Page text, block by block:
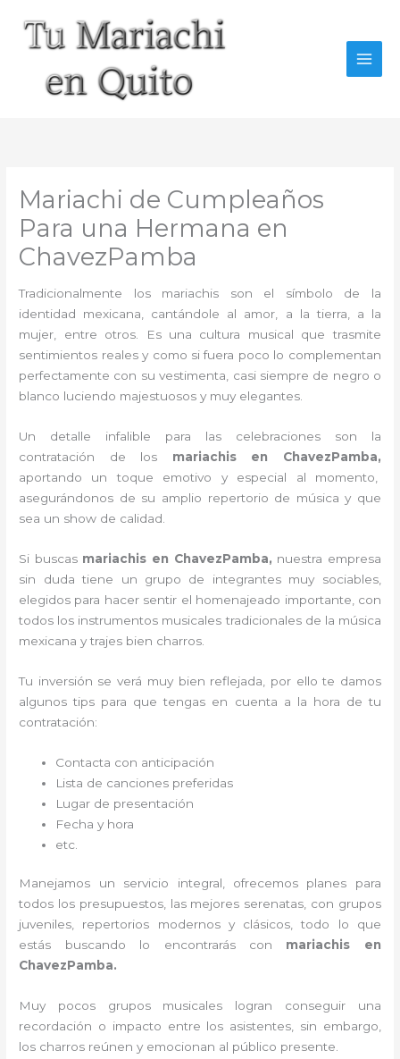
contenido
Mariachi de Cumpleaños
Para una Hermana en
ChavezPamba
Tradicionalmente los mariachis son el símbolo de la
identidad mexicana, cantándole al amor, a la tierra, a la
mujer, entre otros. Es una cultura musical que trasmite
sentimientos reales y como si fuera poco lo complementan
perfectamente con su vestimenta, casi siempre de negro o
blanco luciendo majestuosos y muy elegantes.
Un detalle infalible para las celebraciones son la
contratación de los mariachis en ChavezPamba,
aportando un toque emotivo y especial al momento,
asegurándonos de su amplio repertorio de música y que
sea un show de calidad.
Si buscas mariachis en ChavezPamba, nuestra empresa
sin duda tiene un grupo de integrantes muy sociables,
elegidos para hacer sentir el homenajeado importante, con
todos los instrumentos musicales tradicionales de la música
mexicana y trajes bien charros.
Tu inversión se verá muy bien reflejada, por ello te damos
algunos tips para que tengas en cuenta a la hora de tu
contratación:
Contacta con anticipación
Lista de canciones preferidas
Lugar de presentación
Fecha y hora
etc.
Manejamos un servicio integral, ofrecemos planes para
todos los presupuestos, las mejores serenatas, con grupos
juveniles, repertorios modernos y clásicos, todo lo que
estás buscando lo encontrarás con mariachis en
ChavezPamba.
Muy pocos grupos musicales logran conseguir una
recordación o impacto entre los asistentes, sin embargo,
los charros reúnen y emocionan al público presente.